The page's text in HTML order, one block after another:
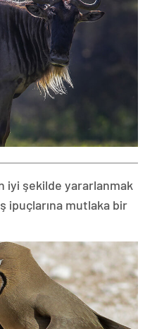
iyi şekilde yararlanmak
ipuçlarına mutlaka bir